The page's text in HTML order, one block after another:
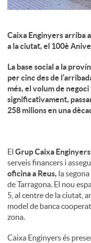
Caixa Enginyers arriba
a la ciutat, el 100è
La base social a la
per cinc des de
més, el volum de
significativament,
258 milions en una
El Grup Caixa Enginyers
serveis financers i
oficina a Reus, la
de Tarragona. El nou
5, al centre de la ciutat,
model de banca
zona.
Caixa Enginyers és